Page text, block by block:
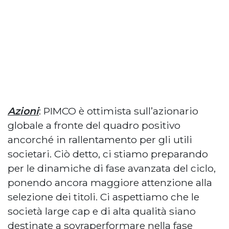
Azioni: PIMCO è ottimista sull’azionario
globale a fronte del quadro positivo
ancorché in rallentamento per gli utili
societari. Ciò detto, ci stiamo preparando
per le dinamiche di fase avanzata del ciclo,
ponendo ancora maggiore attenzione alla
selezione dei titoli. Ci aspettiamo che le
società large cap e di alta qualità siano
destinate a sovraperformare nella fase